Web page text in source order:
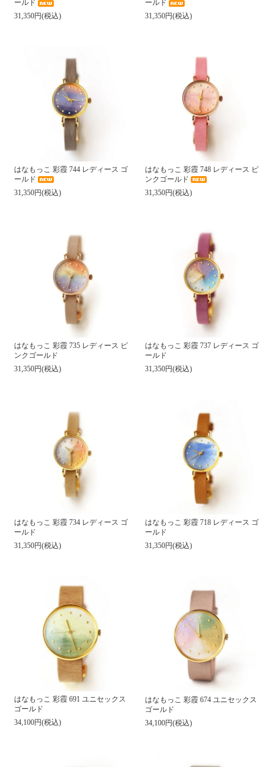
ールド
31,350円(税込)
ールド
31,350円(税込)
はなもっこ 彩霞 744 レディース ゴ
ールド
31,350円(税込)
はなもっこ 彩霞 748 レディース ピ
ンクゴールド
31,350円(税込)
はなもっこ 彩霞 735 レディース ピ
ンクゴールド
31,350円(税込)
はなもっこ 彩霞 737 レディース ゴ
ールド
31,350円(税込)
はなもっこ 彩霞 734 レディース ゴ
ールド
31,350円(税込)
はなもっこ 彩霞 718 レディース ゴ
ールド
31,350円(税込)
はなもっこ 彩霞 691 ユニセックス
ゴールド
34,100円(税込)
はなもっこ 彩霞 674 ユニセックス
ゴールド
34,100円(税込)